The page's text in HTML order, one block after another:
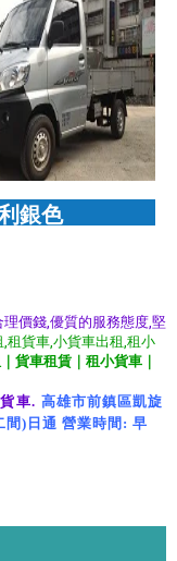
銀色
價錢,優質的服務態度,堅
租貨車,小貨車出租,租小
貨車租賃｜租小貨車｜
車. 高雄市前鎮區凱旋
間)日通 營業時間: 早